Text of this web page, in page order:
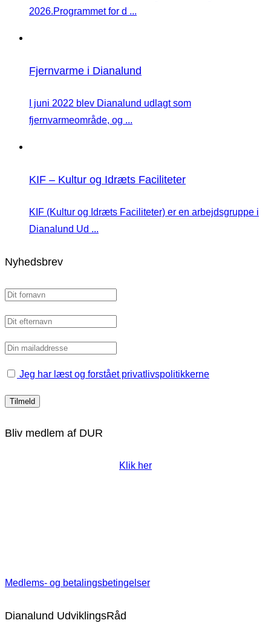
2026.Programmet for d ...
Fjernvarme i Dianalund
I juni 2022 blev Dianalund udlagt som
fjernvarmeområde, og ...
KIF – Kultur og Idræts Faciliteter
KIF (Kultur og Idræts Faciliteter) er en arbejdsgruppe i
Dianalund Ud ...
Nyhedsbrev
Jeg har læst og forstået privatlivspolitikkerne
Bliv medlem af DUR
Klik her
Medlems- og betalingsbetingelser
Dianalund UdviklingsRåd